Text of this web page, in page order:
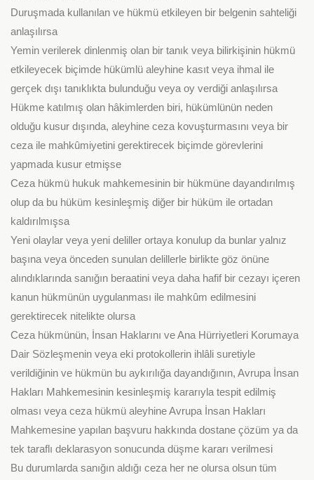
Duruşmada kullanılan ve hükmü etkileyen bir belgenin sahteliği
anlaşılırsa
Yemin verilerek dinlenmiş olan bir tanık veya bilirkişinin hükmü
etkileyecek biçimde hükümlü aleyhine kasıt veya ihmal ile
gerçek dışı tanıklıkta bulunduğu veya oy verdiği anlaşılırsa
Hükme katılmış olan hâkimlerden biri, hükümlünün neden
olduğu kusur dışında, aleyhine ceza kovuşturmasını veya bir
ceza ile mahkûmiyetini gerektirecek biçimde görevlerini
yapmada kusur etmişse
Ceza hükmü hukuk mahkemesinin bir hükmüne dayandırılmış
olup da bu hüküm kesinleşmiş diğer bir hüküm ile ortadan
kaldırılmışsa
Yeni olaylar veya yeni deliller ortaya konulup da bunlar yalnız
başına veya önceden sunulan delillerle birlikte göz önüne
alındıklarında sanığın beraatini veya daha hafif bir cezayı içeren
kanun hükmünün uygulanması ile mahkûm edilmesini
gerektirecek nitelikte olursa
Ceza hükmünün, İnsan Haklarını ve Ana Hürriyetleri Korumaya
Dair Sözleşmenin veya eki protokollerin ihlâli suretiyle
verildiğinin ve hükmün bu aykırılığa dayandığının, Avrupa İnsan
Hakları Mahkemesinin kesinleşmiş kararıyla tespit edilmiş
olması veya ceza hükmü aleyhine Avrupa İnsan Hakları
Mahkemesine yapılan başvuru hakkında dostane çözüm ya da
tek taraflı deklarasyon sonucunda düşme kararı verilmesi
Bu durumlarda sanığın aldığı ceza her ne olursa olsun tüm